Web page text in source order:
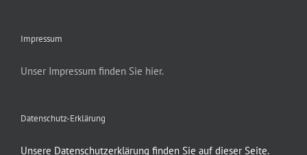
Impressum
Unser Impressum finden Sie hier.
Datenschutz-Erklärung
Unsere Datenschutzerklärung finden Sie auf dieser Seite.